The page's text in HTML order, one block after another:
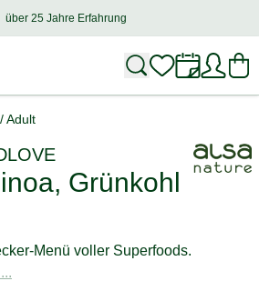
über 25 Jahre Erfahrung
über25 Jahre Erfahrung
/Adult
Grünkohl
Menü voller Superfoods.